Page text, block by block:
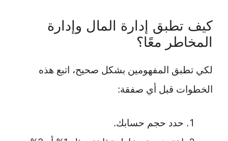
كيف تطبق إدارة المال وإدارة
المخاطر معًا؟
لكي تطبق المفهومين بشكل صحيح، اتبع هذه
الخطوات قبل أي صفقة:
حدد حجم حسابك.